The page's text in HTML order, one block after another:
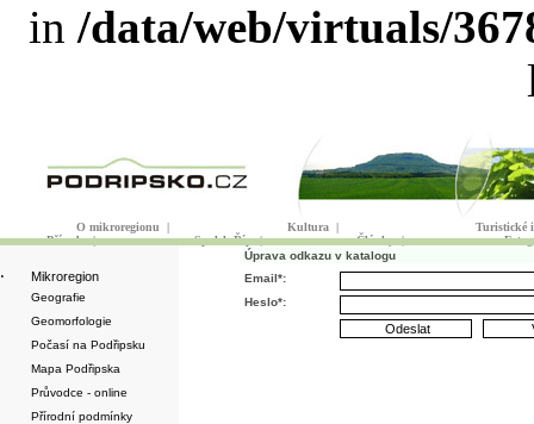
in /data/web/virtuals/
O mikroregionu | Kultura |
Turistické
Příroda| Spolek Říp| Články|
· Mikroregion
Geografie
Geomorfologie
Počasí na Podřipsku
Mapa Podřipska
Průvodce - online
Přírodní podmínky
Úprava odkazu v katalogu
Email*:
Heslo*: